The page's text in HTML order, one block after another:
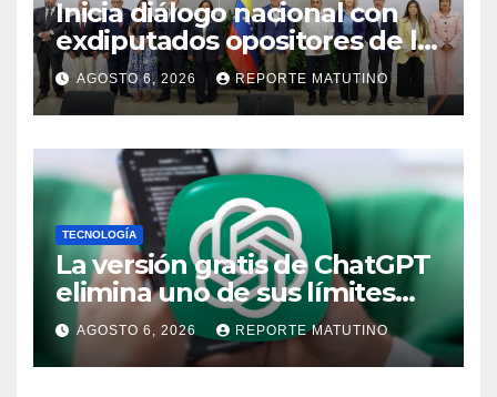
Inicia diálogo nacional con
exdiputados opositores de la
AN de 2015
AGOSTO 6, 2026 REPORTE MATUTINO
TECNOLOGÍA
La versión gratis de ChatGPT
elimina uno de sus límites
más pedidos y ahora es más
útil
AGOSTO 6, 2026 REPORTE MATUTINO